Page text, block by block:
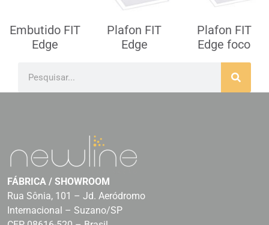
Embutido FIT
Edge
Plafon FIT
Edge
Plafon FIT
Edge foco
FÁBRICA / SHOWROOM
Rua Sônia, 101 – Jd. Aeródromo
Internacional – Suzano/SP